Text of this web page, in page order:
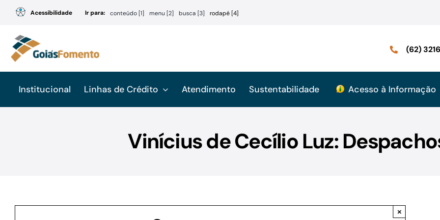
conteúdo
Acessibilidade Ir para: conteúdo [1] menu [2] busca [3] rodapé [4]
(62)
Institucional Linhas de Crédito Atendimento Sustentabilidade Acesso à Informação
Vinícius de Cecílio Luz:
×